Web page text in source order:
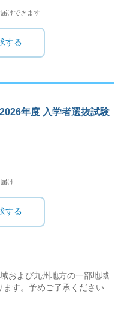
けできます
する
年度 入学者選抜試験
け
する
および九州地方の一部地域
す。予めご了承ください